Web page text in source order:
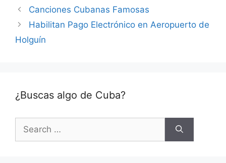
Canciones Cubanas Famosas
Habilitan Pago Electrónico en Aeropuerto de
Holguín
¿Buscas algo de Cuba?
for: